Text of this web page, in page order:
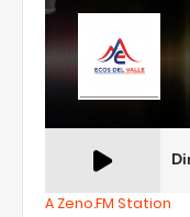
A Zeno.FM Station